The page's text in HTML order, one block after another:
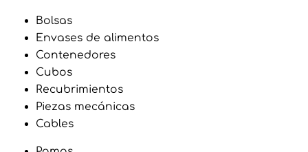
Bolsas
Envases de alimentos
Contenedores
Cubos
Recubrimientos
Piezas mecánicas
Cables